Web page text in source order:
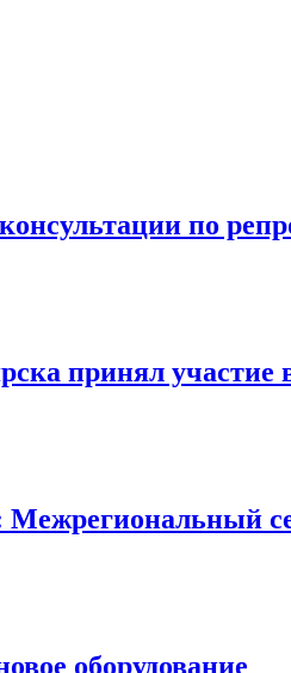
по
принял
Межрегиональный
оборудование